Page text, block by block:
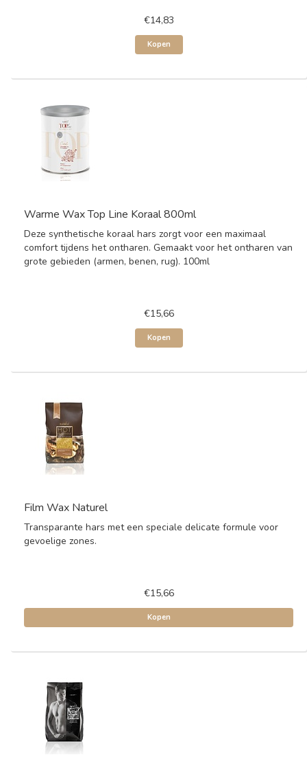
€14,83
Kopen
Warme Wax Top Line Koraal 800ml
Deze synthetische koraal hars zorgt voor een maximaal
comfort tijdens het ontharen. Gemaakt voor het ontharen van
grote gebieden (armen, benen, rug). 100ml
€15,66
Kopen
Film Wax Naturel
Transparante hars met een speciale delicate formule voor
gevoelige zones.
€15,66
Kopen